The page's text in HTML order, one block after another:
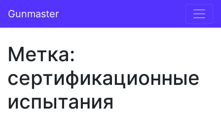
Основная навигация
Gunmaster
Метка:
сертификационные
испытания